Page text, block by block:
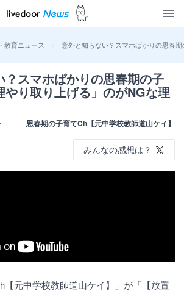
教育ニュース > 意外と知らない？スマホばかりの思春
？スマホばかりの思春期の子
やり取り上げる」のがNGな理
思春期の子育てCh【元中学校教師道山ケイ】
みんなの感想は？
【元中学校教師道山ケイ】」が「【放置